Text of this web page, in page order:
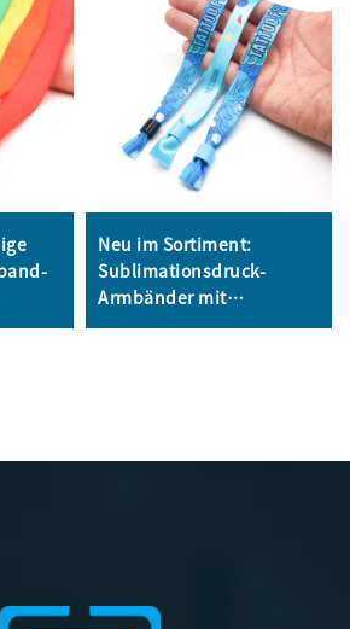
Neu im Sortiment:
Sublimationsdruck-
Armbänder mit
individuellem Logo für